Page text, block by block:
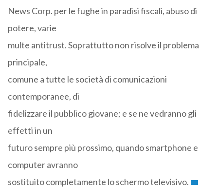
News Corp. per le fughe in paradisi fiscali, abuso di
potere, varie
multe antitrust. Soprattutto non risolve il problema
principale,
comune a tutte le società di comunicazioni
contemporanee, di
fidelizzare il pubblico giovane; e se ne vedranno gli
effetti in un
futuro sempre più prossimo, quando smartphone e
computer avranno
sostituito completamente lo schermo televisivo.